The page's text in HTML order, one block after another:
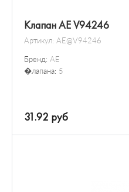
Клапан AE V94246
Артикул: AE@V94246
Бренд: AE
�лапана: 5
31.92 руб